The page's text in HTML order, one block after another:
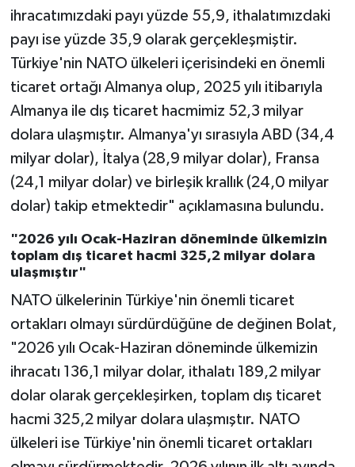
ihracatımızdaki payı yüzde 55,9, ithalatımızdaki
payı ise yüzde 35,9 olarak gerçekleşmiştir.
Türkiye'nin NATO ülkeleri içerisindeki en önemli
ticaret ortağı Almanya olup, 2025 yılı itibarıyla
Almanya ile dış ticaret hacmimiz 52,3 milyar
dolara ulaşmıştır. Almanya'yı sırasıyla ABD (34,4
milyar dolar), İtalya (28,9 milyar dolar), Fransa
(24,1 milyar dolar) ve birleşik krallık (24,0 milyar
dolar) takip etmektedir" açıklamasına bulundu.
"2026 yılı Ocak-Haziran döneminde ülkemizin
toplam dış ticaret hacmi 325,2 milyar dolara
ulaşmıştır"
NATO ülkelerinin Türkiye'nin önemli ticaret
ortakları olmayı sürdürdüğüne de değinen Bolat,
"2026 yılı Ocak-Haziran döneminde ülkemizin
ihracatı 136,1 milyar dolar, ithalatı 189,2 milyar
dolar olarak gerçekleşirken, toplam dış ticaret
hacmi 325,2 milyar dolara ulaşmıştır. NATO
ülkeleri ise Türkiye'nin önemli ticaret ortakları